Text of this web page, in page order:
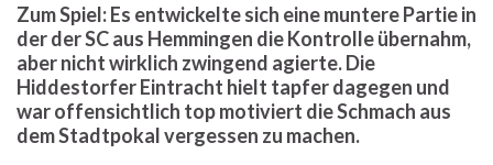
Zum Spiel: Es entwickelte sich eine muntere Partie in
der der SC aus Hemmingen die Kontrolle übernahm,
aber nicht wirklich zwingend agierte. Die
Hiddestorfer Eintracht hielt tapfer dagegen und
war offensichtlich top motiviert die Schmach aus
dem Stadtpokal vergessen zu machen.